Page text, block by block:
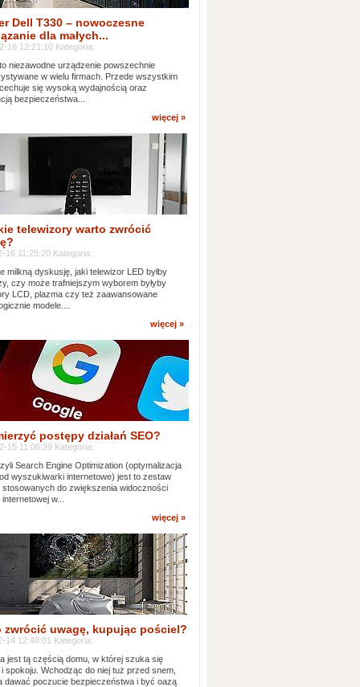
Dell T330 – nowoczesne
dla małych...
16 12:21:10 Kategoria:
niezawodne urządzenie powszechnie
w wielu firmach. Przede wszystkim
się wysoką wydajnością oraz
bezpieczeństwa...
więcej »
telewizory warto zwrócić
16 11:25:20 Kategoria:
milkną dyskusję, jaki telewizor LED byłby
czy może trafniejszym wyborem byłyby
LCD, plazma czy też zaawansowane
modele....
więcej »
postępy działań SEO?
15 11:06:39 Kategoria:
Search Engine Optimization (optymalizacja
wyszukiwarki internetowe) jest to zestaw
stosowanych do zwiększenia widoczności
w...
więcej »
zwrócić uwagę, kupując pościel?
14 12:48:01 Kategoria:
jest tą częścią domu, w której szuka się
spokoju. Wchodząc do niej tuż przed snem,
dawać poczucie bezpieczeństwa i być oazą